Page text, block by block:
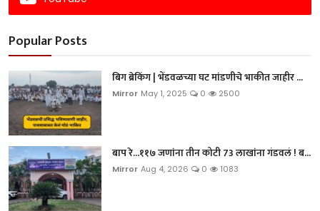
Popular Posts
बिग ब्रेकिंग | भेंडवळच्या घट मांडणीचे भाकीत जाहीर ...
Mirror May 1, 2025 0 2500
बाप रे...११७ जणांना तीन कोटी 73 लाखांना गंडवलं ! ब...
Mirror Aug 4, 2026 0 1083